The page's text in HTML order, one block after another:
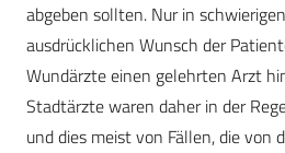
abgeben sollten. Nur in
ausdrücklichen Wunsch der
Wundärzte einen gelehrten Arzt
Stadtärzte waren daher in der
und dies meist von Fällen, die von